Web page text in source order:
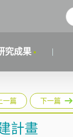
究成果
上一篇 下一篇
計畫